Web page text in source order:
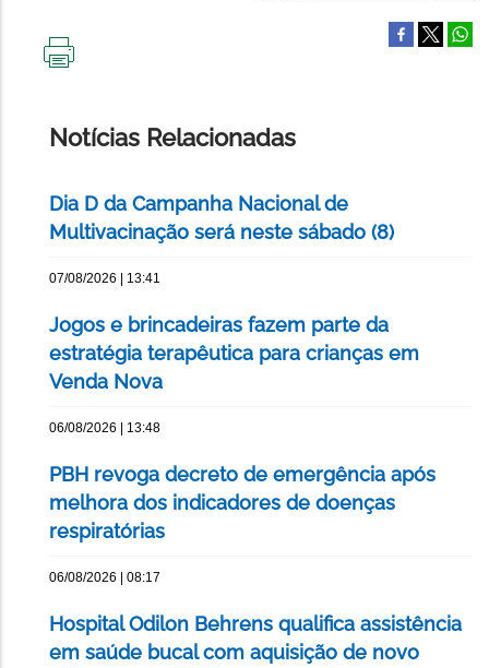
Notícias Relacionadas
Dia D da Campanha Nacional de
Multivacinação será neste sábado (8)
07/08/2026 | 13:41
Jogos e brincadeiras fazem parte da
estratégia terapêutica para crianças em
Venda Nova
06/08/2026 | 13:48
PBH revoga decreto de emergência após
melhora dos indicadores de doenças
respiratórias
06/08/2026 | 08:17
Hospital Odilon Behrens qualifica assistência
em saúde bucal com aquisição de novo